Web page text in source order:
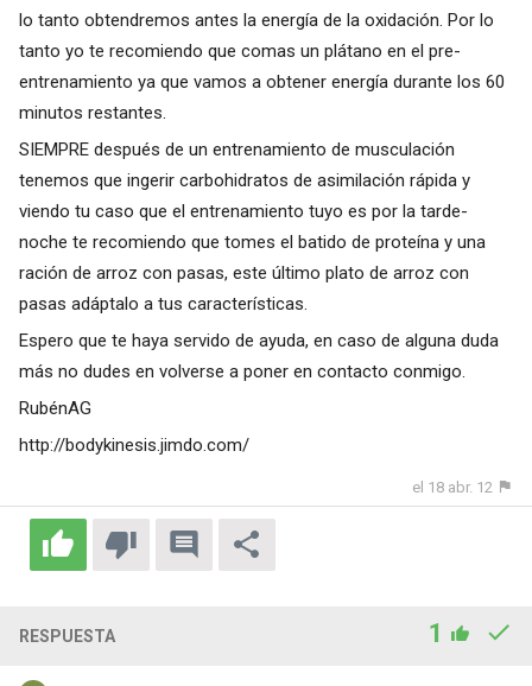
lo tanto obtendremos antes la energía de la oxidación. Por lo
tanto yo te recomiendo que comas un plátano en el pre-
entrenamiento ya que vamos a obtener energía durante los 60
minutos restantes.
SIEMPRE después de un entrenamiento de musculación
tenemos que ingerir carbohidratos de asimilación rápida y
viendo tu caso que el entrenamiento tuyo es por la tarde-
noche te recomiendo que tomes el batido de proteína y una
ración de arroz con pasas, este último plato de arroz con
pasas adáptalo a tus características.
Espero que te haya servido de ayuda, en caso de alguna duda
más no dudes en volverse a poner en contacto conmigo.
RubénAG
http://bodykinesis.jimdo.com/
el 18 abr. 12
RESPUESTA 1